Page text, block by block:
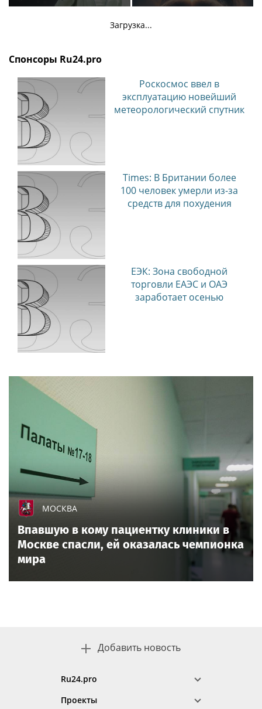
планирует вернуться на
фантастического
планета»
Загрузка...
Спонсоры Ru24.pro
Роскосмос ввел в
эксплуатацию новейший
метеорологический спутник
Times: В Британии более
100 человек умерли из-за
средств для похудения
ЕЭК: Зона свободной
торговли ЕАЭС и ОАЭ
заработает осенью
МОСКВА
Впавшую в кому пациентку клиники в
Москве спасли, ей оказалась чемпионка
мира
Добавить новость
Ru24.pro
Проекты